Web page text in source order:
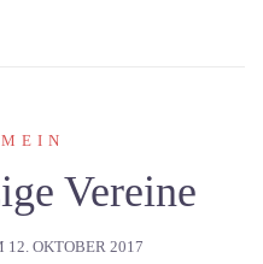
Vereine
12. OKTOBER 2017